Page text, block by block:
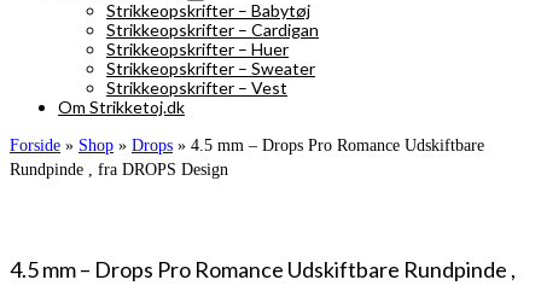
Strikkeopskrifter – Babytøj
Strikkeopskrifter – Cardigan
Strikkeopskrifter – Huer
Strikkeopskrifter – Sweater
Strikkeopskrifter – Vest
Om Strikketoj.dk
Forside » Shop » Drops » 4.5 mm – Drops Pro Romance Udskiftbare
Rundpinde , fra DROPS Design
4.5 mm – Drops Pro Romance Udskiftbare Rundpinde ,